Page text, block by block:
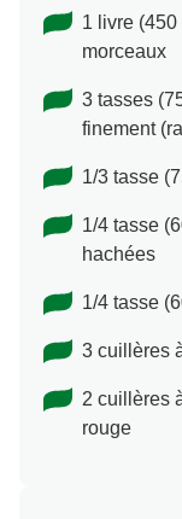
1 livre
morceaux
3 tasses
finement
1/3 tasse
1/4 tasse
hachées
1/4 tasse
3 cuillères
2 cuillères
rouge